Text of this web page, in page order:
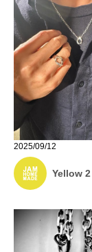
2025/09/12
Yellow 2